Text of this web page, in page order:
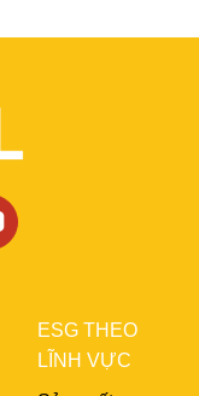
ESG THEO
LĨNH VỰC